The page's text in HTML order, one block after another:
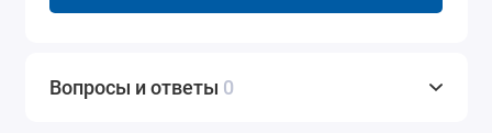
Вопросы и ответы 0